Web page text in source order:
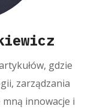
gdzie
zarządzania
innowacje i